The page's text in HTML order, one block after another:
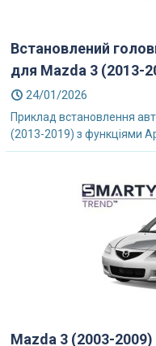
Встановлений
для Mazda 3 (2013-
24/01/2026
Приклад встановлення
(2013-2019) з функціями
Mazda 3 (2003-